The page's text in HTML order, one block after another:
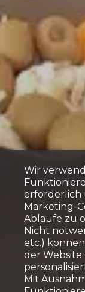
Wir
erforderlich
Marketing-
Abläufe zu
Nicht
etc.)
der
Mit